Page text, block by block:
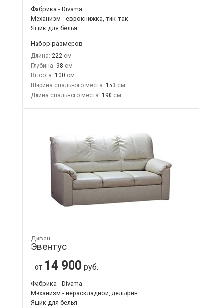
Фабрика - Divama
Механизм - еврокнижка, тик-так
Ящик для белья
Набор размеров
Длина: 222
Глубина: 98
Высота: 100
Ширина спального места: 153
Длина спального места: 190
Диван
Эвентус
от 14 900 руб.
Фабрика - Divama
Механизм - нераскладной, дельфин
Ящик для белья